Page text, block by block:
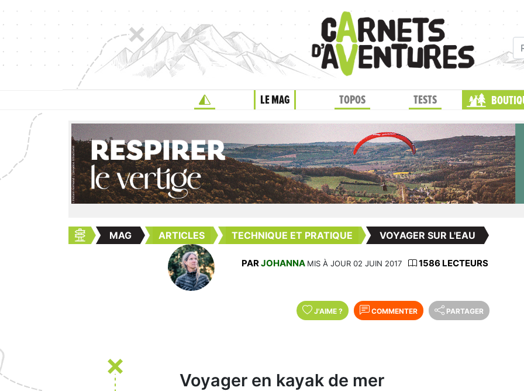
LE MAG TOPOS TESTS
MAG ARTICLES TECHNIQUE ET PRATIQUE VOYAGER SUR L'EAU
PARJOHANNA MIS À JOUR 02 JUIN 2017 1586 LECTEURS
J'AIME ? COMMENTER PARTAGER
Voyager en kayak de mer